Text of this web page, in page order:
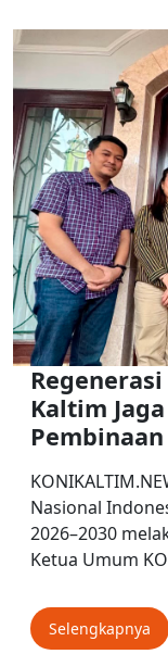
Kaltim
Nasional
2026–2030
Ketua Umum
Selengkapnya